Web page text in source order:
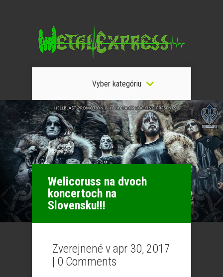
Vyber kategóriu
Welicoruss na dvoch
koncertoch na
Slovensku!!!
Zverejnené v apr 30, 2017
| 0 Comments